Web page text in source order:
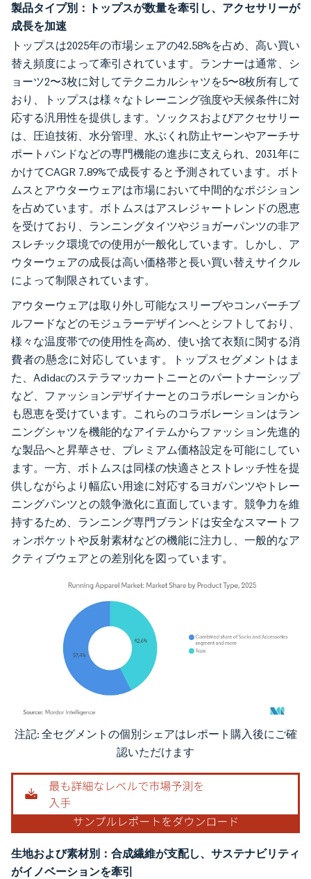
製品タイプ別：トップスが数量を牽引し、アクセサリーが
成長を加速
トップスは2025年の市場シェアの42.58%を占め、高い買い
替え頻度によって牽引されています。ランナーは通常、シ
ョーツ2〜3枚に対してテクニカルシャツを5〜8枚所有して
おり、トップスは様々なトレーニング強度や天候条件に対
応する汎用性を提供します。ソックスおよびアクセサリー
は、圧迫技術、水分管理、水ぶくれ防止ヤーンやアーチサ
ポートバンドなどの専門機能の進歩に支えられ、2031年に
かけてCAGR 7.89%で成長すると予測されています。ボト
ムスとアウターウェアは市場において中間的なポジション
を占めています。ボトムスはアスレジャートレンドの恩恵
を受けており、ランニングタイツやジョガーパンツの非ア
スレチック環境での使用が一般化しています。しかし、ア
ウターウェアの成長は高い価格帯と長い買い替えサイクル
によって制限されています。
アウターウェアは取り外し可能なスリーブやコンバーチブ
ルフードなどのモジュラーデザインへとシフトしており、
様々な温度帯での使用性を高め、使い捨て衣類に関する消
費者の懸念に対応しています。トップスセグメントはま
た、Adidасのステラマッカートニーとのパートナーシップ
など、ファッションデザイナーとのコラボレーションから
も恩恵を受けています。これらのコラボレーションはラン
ニングシャツを機能的なアイテムからファッション先進的
な製品へと昇華させ、プレミアム価格設定を可能にしてい
ます。一方、ボトムスは同様の快適さとストレッチ性を提
供しながらより幅広い用途に対応するヨガパンツやトレー
ニングパンツとの競争激化に直面しています。競争力を維
持するため、ランニング専門ブランドは安全なスマートフ
ォンポケットや反射素材などの機能に注力し、一般的なア
クティブウェアとの差別化を図っています。
画像 © Mordor Intelligence。再利用にはCC BY 4.0の表示が必要です。
注記: 全セグメントの個別シェアはレポート購入後にご確
認いただけます
生地および素材別：合成繊維が支配し、サステナビリティ
がイノベーションを牽引